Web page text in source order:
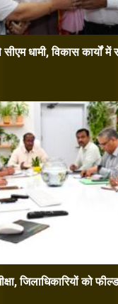
सीएम धामी, विकास कार्यों
जिलाधिकारियों को